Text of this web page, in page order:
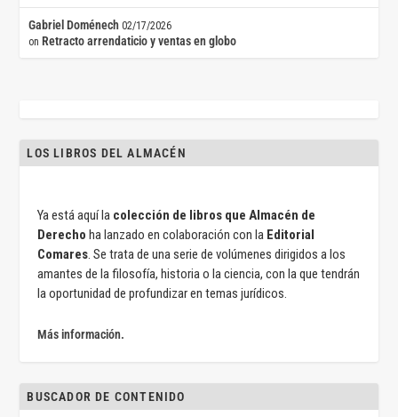
Gabriel Doménech 02/17/2026
on Retracto arrendaticio y ventas en globo
LOS LIBROS DEL ALMACÉN
Ya está aquí la colección de libros que Almacén de
Derecho ha lanzado en colaboración con la Editorial
Comares. Se trata de una serie de volúmenes dirigidos a los
amantes de la filosofía, historia o la ciencia, con la que tendrán
la oportunidad de profundizar en temas jurídicos.
Más información.
BUSCADOR DE CONTENIDO